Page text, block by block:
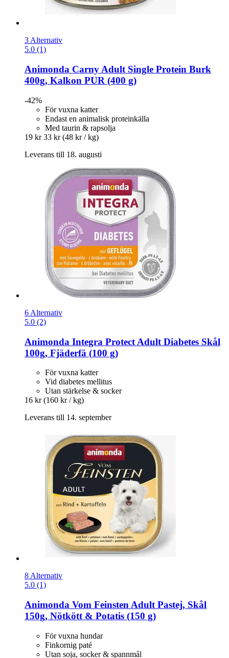
3 Alternativ
5.0 (1)
Animonda Carny Adult Single Protein Burk
400g, Kalkon PUR (400 g)
-42%
För vuxna katter
Endast en animalisk proteinkälla
Med taurin & rapsolja
19 kr 33 kr (48 kr / kg)
Leverans till 18. augusti
6 Alternativ
5.0 (2)
Animonda Integra Protect Adult Diabetes Skål
100g, Fjäderfä (100 g)
För vuxna katter
Vid diabetes mellitus
Utan stärkelse & socker
16 kr (160 kr / kg)
Leverans till 14. september
8 Alternativ
5.0 (1)
Animonda Vom Feinsten Adult Pastej, Skål
150g, Nötkött & Potatis (150 g)
För vuxna hundar
Finkornig paté
Utan soja, socker & spannmål